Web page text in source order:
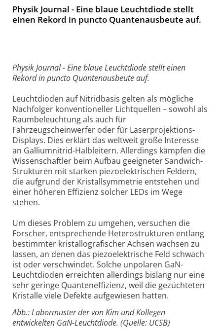
Physik Journal - Eine blaue Leuchtdiode stellt
einen Rekord in puncto Quantenausbeute auf.
Physik Journal - Eine blaue Leuchtdiode stellt einen
Rekord in puncto Quantenausbeute auf.
Leuchtdioden auf Nitridbasis gelten als mögliche
Nachfolger konventioneller Lichtquellen – sowohl als
Raumbeleuchtung als auch für
Fahrzeugscheinwerfer oder für Laserprojektions-
Displays. Dies erklärt das weltweit große Interesse
an Galliumnitrid-Halbleitern. Allerdings kämpfen die
Wissenschaftler beim Aufbau geeigneter Sandwich-
Strukturen mit starken piezoelektrischen Feldern,
die aufgrund der Kristallsymmetrie entstehen und
einer höheren Effizienz solcher LEDs im Wege
stehen.
Um dieses Problem zu umgehen, versuchen die
Forscher, entsprechende Heterostrukturen entlang
bestimmter kristallografischer Achsen wachsen zu
lassen, an denen das piezoelektrische Feld schwach
ist oder verschwindet. Solche unpolaren GaN-
Leuchtdioden erreichten allerdings bislang nur eine
sehr geringe Quanteneffizienz, weil die gezüchteten
Kristalle viele Defekte aufgewiesen hatten.
Abb.: Labormuster der von Kim und Kollegen
entwickelten GaN-Leuchtdiode. (Quelle: UCSB)